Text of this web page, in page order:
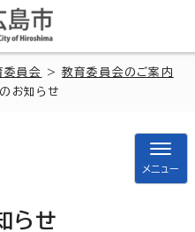
委員会 >教育委員会のご案内
お知らせ
メニュー
らせ